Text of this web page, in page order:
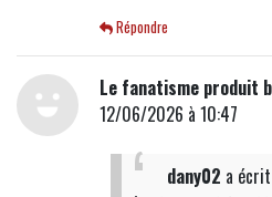
Répondre
Le fanatisme produit
12/06/2026 à 10:47
dany02 a écrit